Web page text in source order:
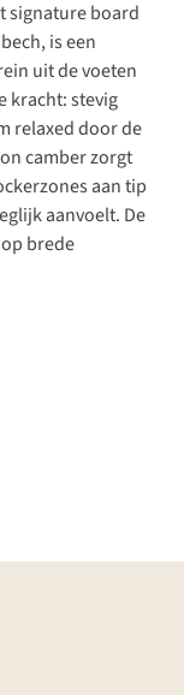
signatureboard
is een
uit de voeten
kracht: stevig
relaxed door de
camber zorgt
aan tip
aanvoelt. De
brede